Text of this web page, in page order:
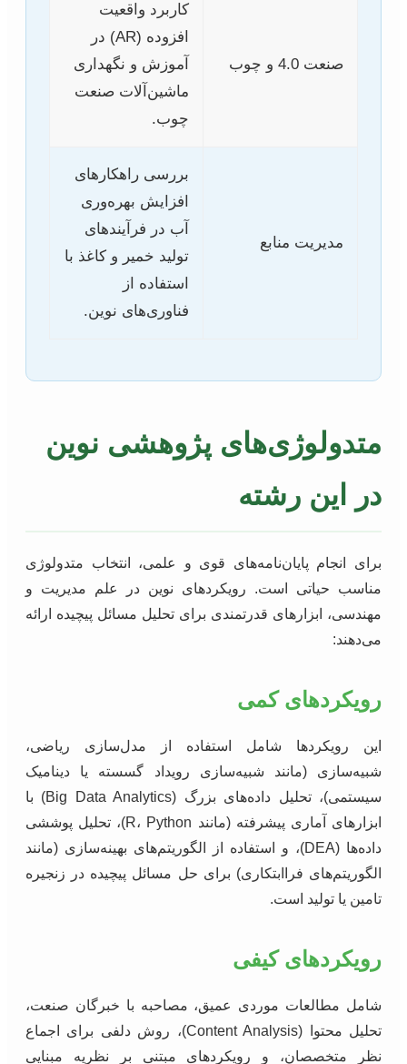
صنعت 4.0 و چوب
کاربرد واقعیت
افزوده (AR) در
آموزش و نگهداری
ماشین‌آلات صنعت
چوب.
مدیریت منابع
بررسی راهکارهای
افزایش بهره‌وری
آب در فرآیندهای
تولید خمیر و کاغذ با
استفاده از
فناوری‌های نوین.
متدولوژی‌های پژوهشی نوین
در این رشته
برای انجام پایان‌نامه‌های قوی و علمی، انتخاب متدولوژی
مناسب حیاتی است. رویکردهای نوین در علم مدیریت و
مهندسی، ابزارهای قدرتمندی برای تحلیل مسائل پیچیده ارائه
می‌دهند:
رویکردهای کمی
این رویکردها شامل استفاده از مدل‌سازی ریاضی،
شبیه‌سازی (مانند شبیه‌سازی رویداد گسسته یا دینامیک
سیستمی)، تحلیل داده‌های بزرگ (Big Data Analytics) با
ابزارهای آماری پیشرفته (مانند R، Python)، تحلیل پوششی
داده‌ها (DEA)، و استفاده از الگوریتم‌های بهینه‌سازی (مانند
الگوریتم‌های فراابتکاری) برای حل مسائل پیچیده در زنجیره
تامین یا تولید است.
رویکردهای کیفی
شامل مطالعات موردی عمیق، مصاحبه با خبرگان صنعت،
تحلیل محتوا (Content Analysis)، روش دلفی برای اجماع
نظر متخصصان، و رویکردهای مبتنی بر نظریه مبنایی